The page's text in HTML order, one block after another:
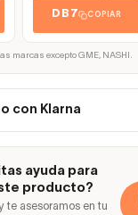
DB7 COPIAR
marcas excepto GME, NASHI.
con Klarna
ayuda para
producto?
te asesoramos en tu